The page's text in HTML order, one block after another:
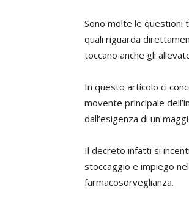
Sono molte le questioni
quali riguarda
toccano anche gli
In questo articolo ci
movente principale
dall’esigenza di un
Il decreto infatti si
stoccaggio e impiego
farmacosorveglianza.